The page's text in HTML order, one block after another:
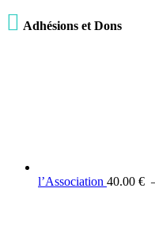
 Adhésions et Dons
l’Association 40.00 €